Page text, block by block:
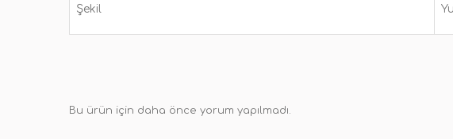
Şekil
Bu ürün için daha önce yorum yapılmadı.